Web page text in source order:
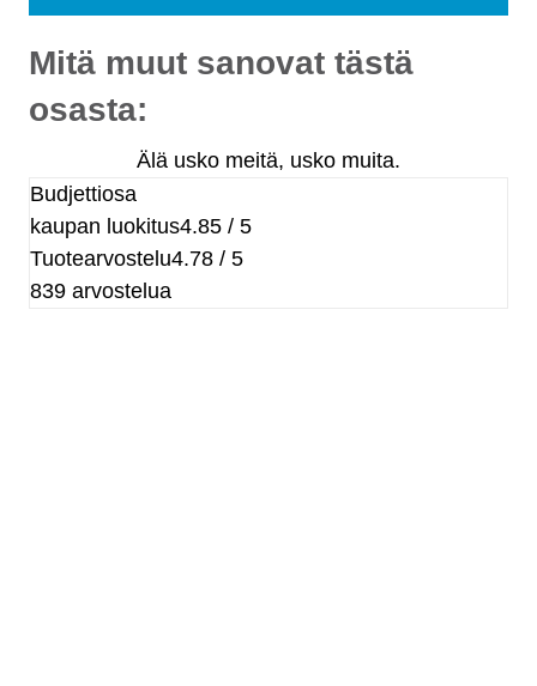
Mitä muut sanovat tästä
osasta:
Älä usko meitä, usko muita.
Budjettiosa
kaupan luokitus4.85 / 5
Tuotearvostelu4.78 / 5
839 arvostelua